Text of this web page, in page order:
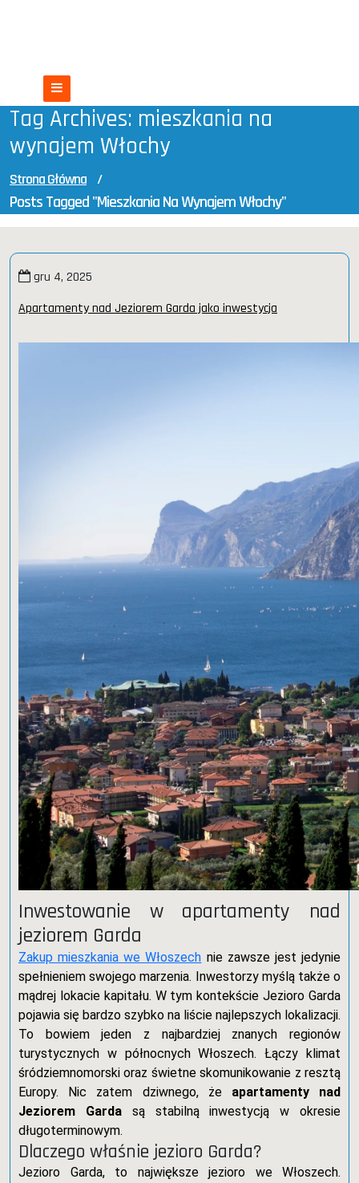
Tag Archives: mieszkania na
wynajem Włochy
Strona Główna /
Posts Tagged "mieszkania Na Wynajem Włochy"
gru 4, 2025
Apartamenty nad Jeziorem Garda jako inwestycja
Inwestowanie w apartamenty nad
jeziorem Garda
Zakup mieszkania we Włoszech nie zawsze jest jedynie
spełnieniem swojego marzenia. Inwestorzy myślą także o
mądrej lokacie kapitału. W tym kontekście Jezioro Garda
pojawia się bardzo szybko na liście najlepszych lokalizacji.
To bowiem jeden z najbardziej znanych regionów
turystycznych w północnych Włoszech. Łączy klimat
śródziemnomorski oraz świetne skomunikowanie z resztą
Europy. Nic zatem dziwnego, że apartamenty nad
Jeziorem Gardasą stabilną inwestycją w okresie
długoterminowym.
Dlaczego właśnie jezioro Garda?
Jezioro Garda, to największe jezioro we Włoszech.